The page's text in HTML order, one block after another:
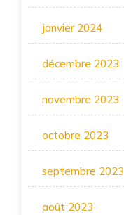
janvier 2024
décembre 2023
novembre 2023
octobre 2023
septembre 2023
août 2023